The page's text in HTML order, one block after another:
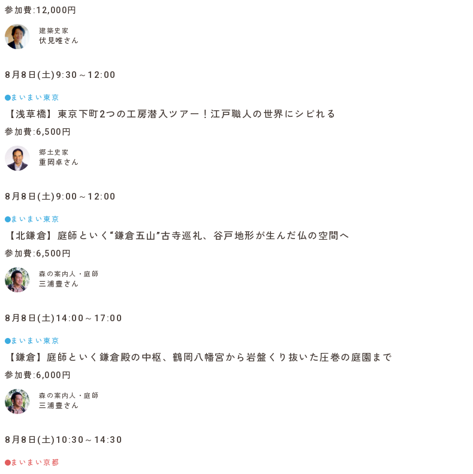
参加費 12,000円
建築史家
伏見唯さん
8月8日(土)9:30～12:00
まいまい東京
【浅草橋】東京下町2つの工房潜入ツアー！江戸職人の世界にシビれる
参加費 6,500円
郷土史家
重岡卓さん
8月8日(土)9:00～12:00
まいまい東京
【北鎌倉】庭師といく“鎌倉五山”古寺巡礼、谷戸地形が生んだ仏の空間へ
参加費 6,500円
森の案内人・庭師
三浦豊さん
8月8日(土)14:00～17:00
まいまい東京
【鎌倉】庭師といく鎌倉殿の中枢、鶴岡八幡宮から岩盤くり抜いた圧巻の庭園まで
参加費 6,000円
森の案内人・庭師
三浦豊さん
8月8日(土)10:30～14:30
まいまい京都